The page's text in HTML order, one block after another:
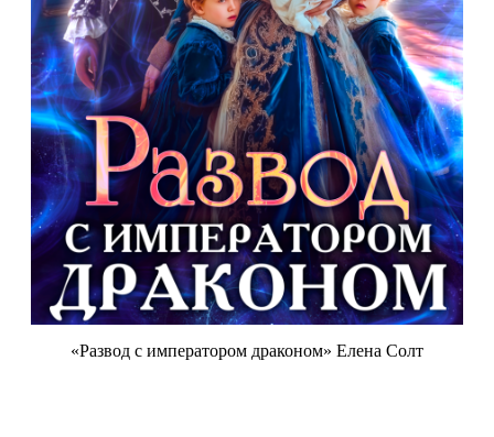
«Развод с императором драконом» Елена Солт